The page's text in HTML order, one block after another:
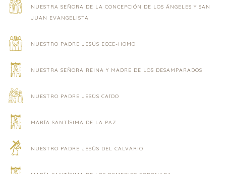
NUESTRA SEÑORA DE LA CONCEPCIÓN DE LOS ÁNGELES Y SAN
JUAN EVANGELISTA
NUESTRO PADRE JESÚS ECCE-HOMO
NUESTRA SEÑORA REINA Y MADRE DE LOS DESAMPARADOS
NUESTRO PADRE JESÚS CAÍDO
MARÍA SANTÍSIMA DE LA PAZ
NUESTRO PADRE JESÚS DEL CALVARIO